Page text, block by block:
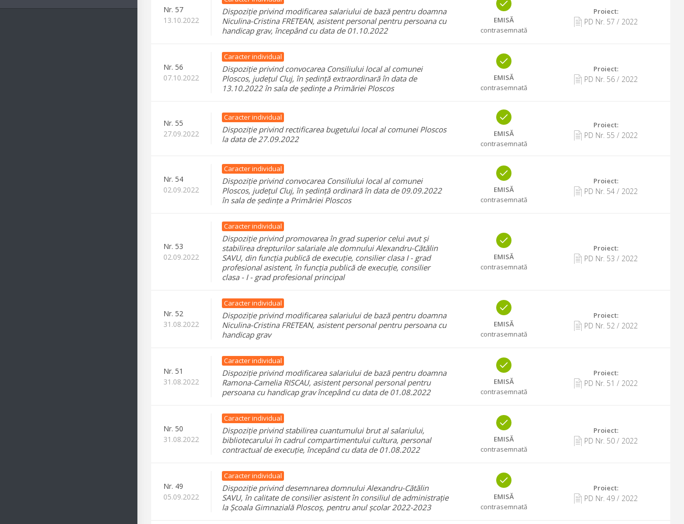
Nr. 57
13.10.2022
Dispoziție privind modificarea salariului de bază pentru doamna
Niculina-Cristina FRETEAN, asistent personal pentru persoana cu
handicap grav, începând cu data de 01.10.2022
EMISĂ
contrasemnată
Proiect:
PD Nr. 57 / 2022
Nr. 56
07.10.2022
Caracter individual
Dispoziție privind convocarea Consiliului local al comunei
Ploscos, județul Cluj, în ședință extraordinară în data de
13.10.2022 în sala de ședințe a Primăriei Ploscos
EMISĂ
contrasemnată
Proiect:
PD Nr. 56/ 2022
Nr. 55
27.09.2022
Caracter individual
Dispoziție privind rectificarea bugetului local al comunei Ploscos
la data de 27.09.2022
EMISĂ
contrasemnată
Proiect:
PD Nr. 55 / 2022
Nr. 54
02.09.2022
Caracter individual
Dispoziție privind convocarea Consiliului local al comunei
Ploscos, județul Cluj, în ședință ordinară în data de 09.09.2022
în sala de ședințe a Primăriei Ploscos
EMISĂ
contrasemnată
Proiect:
PD Nr. 54/ 2022
Nr. 53
02.09.2022
Caracter individual
Dispoziție privind promovarea în grad superior celui avut și
stabilirea drepturilor salariale ale domnului Alexandru-Cătălin
SAVU, din funcția publică de execuție, consilier clasa I - grad
profesional asistent, în funcția publică de execuție, consilier
clasa - I - grad profesional principal
EMISĂ
contrasemnată
Proiect:
PD Nr. 53 / 2022
Nr. 52
31.08.2022
Caracter individual
Dispoziție privind modificarea salariului de bază pentru doamna
Niculina-Cristina FRETEAN, asistent personal pentru persoana cu
handicap grav
EMISĂ
contrasemnată
Proiect:
PD Nr. 52/ 2022
Nr. 51
31.08.2022
Caracter individual
Dispoziție privind modificarea salariului de bază pentru doamna
Ramona-Camelia RISCAU, asistent personal personal pentru
persoana cu handicap grav începând cu data de 01.08.2022
EMISĂ
contrasemnată
Proiect:
PD Nr. 51 / 2022
Nr. 50
31.08.2022
Caracter individual
Dispoziție privind stabilirea cuantumului brut al salariului,
bibliotecarului în cadrul compartimentului cultura, personal
contractual de execuție, începând cu data de 01.08.2022
EMISĂ
contrasemnată
Proiect:
PD Nr. 50/ 2022
Nr. 49
05.09.2022
Caracter individual
Dispoziție privind desemnarea domnului Alexandru-Cătălin
SAVU, în calitate de consilier asistent în consiliul de administrație
la Școala Gimnazială Ploscoș, pentru anul școlar 2022-2023
EMISĂ
contrasemnată
Proiect:
PD Nr. 49/ 2022